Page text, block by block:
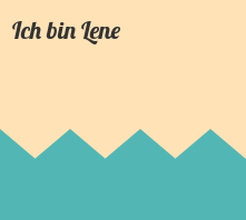
Ich binLene